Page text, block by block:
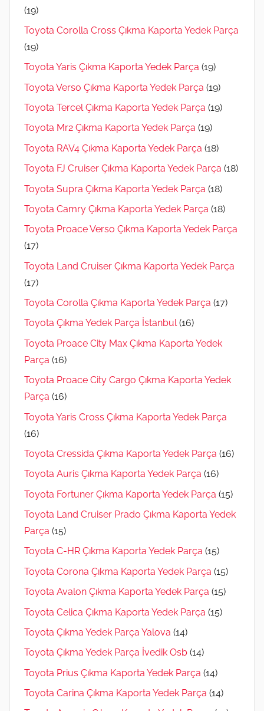
(19)
Toyota Corolla Cross Çıkma Kaporta Yedek Parça
(19)
Toyota Yaris Çıkma Kaporta Yedek Parça (19)
Toyota Verso Çıkma Kaporta Yedek Parça (19)
Toyota Tercel Çıkma Kaporta Yedek Parça (19)
Toyota Mr2 Çıkma Kaporta Yedek Parça (19)
Toyota RAV4 Çıkma Kaporta Yedek Parça (18)
Toyota FJ Cruiser Çıkma Kaporta Yedek Parça (18)
Toyota Supra Çıkma Kaporta Yedek Parça (18)
Toyota Camry Çıkma Kaporta Yedek Parça (18)
Toyota Proace Verso Çıkma Kaporta Yedek Parça
(17)
Toyota Land Cruiser Çıkma Kaporta Yedek Parça
(17)
Toyota Corolla Çıkma Kaporta Yedek Parça (17)
Toyota Çıkma Yedek Parça İstanbul (16)
Toyota Proace City Max Çıkma Kaporta Yedek
Parça (16)
Toyota Proace City Cargo Çıkma Kaporta Yedek
Parça (16)
Toyota Yaris Cross Çıkma Kaporta Yedek Parça
(16)
Toyota Cressida Çıkma Kaporta Yedek Parça (16)
Toyota Auris Çıkma Kaporta Yedek Parça (16)
Toyota Fortuner Çıkma Kaporta Yedek Parça (15)
Toyota Land Cruiser Prado Çıkma Kaporta Yedek
Parça (15)
Toyota C-HR Çıkma Kaporta Yedek Parça (15)
Toyota Corona Çıkma Kaporta Yedek Parça (15)
Toyota Avalon Çıkma Kaporta Yedek Parça (15)
Toyota Celica Çıkma Kaporta Yedek Parça (15)
Toyota Çıkma Yedek Parça Yalova (14)
Toyota Çıkma Yedek Parça İvedik Osb (14)
Toyota Prius Çıkma Kaporta Yedek Parça (14)
Toyota Carina Çıkma Kaporta Yedek Parça (14)